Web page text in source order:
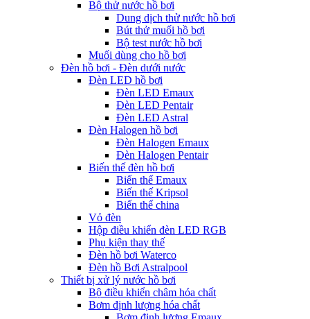
Bộ thử nước hồ bơi
Dung dịch thử nước hồ bơi
Bút thử muối hồ bơi
Bộ test nước hồ bơi
Muối dùng cho hồ bơi
Đèn hồ bơi - Đèn dưới nước
Đèn LED hồ bơi
Đèn LED Emaux
Đèn LED Pentair
Đèn LED Astral
Đèn Halogen hồ bơi
Đèn Halogen Emaux
Đèn Halogen Pentair
Biến thế đèn hồ bơi
Biến thế Emaux
Biến thế Kripsol
Biến thế china
Vỏ đèn
Hộp điều khiển đèn LED RGB
Phụ kiện thay thế
Đèn hồ bơi Waterco
Đèn hồ Bơi Astralpool
Thiết bị xử lý nước hồ bơi
Bộ điều khiển châm hóa chất
Bơm định lượng hóa chất